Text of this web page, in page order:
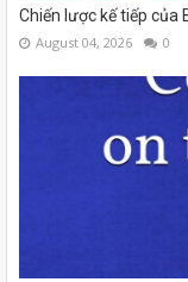
Chiến lược kế tiếp của
August 04, 2026 0